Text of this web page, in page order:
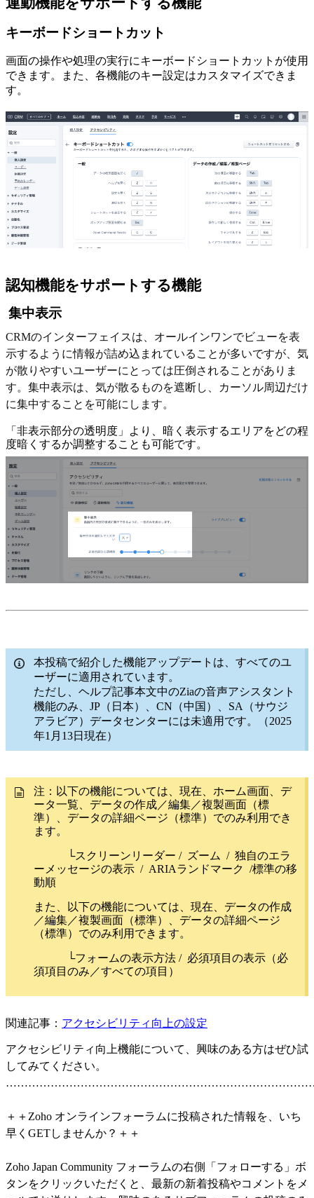
キーボードショートカット
画面の操作や処理の実行にキーボードショートカットが使用
できます。また、各機能のキー設定はカスタマイズできま
す。
認知機能をサポートする機能
集中表示
CRMのインターフェイスは、オールインワンでビューを表
示するように情報が詰め込まれていることが多いですが、気
が散りやすいユーザーにとっては圧倒されることがありま
す。集中表示は、気が散るものを遮断し、カーソル周辺だけ
に集中することを可能にします。
「非表示部分の透明度」より、暗く表示するエリアをどの程
度暗くするか調整することも可能です。
本投稿で紹介した機能アップデートは、すべてのユ
ーザーに適用されています。
ただし、ヘルプ記事本文中のZiaの音声アシスタント
機能のみ、JP（日本）、CN（中国）、SA（サウジ
アラビア）データセンターには未適用です。（2025
年1月13日現在）
注：以下の機能については、現在、ホーム画面、デ
ータ一覧、データの作成／編集／複製画面（標
準）、データの詳細ページ（標準）でのみ利用でき
ます。
└スクリーンリーダー / ズーム / 独自のエラ
ーメッセージの表示 / ARIAランドマーク /標準の移
動順
また、以下の機能については、現在、データの作成
／編集／複製画面（標準）、データの詳細ページ
（標準）でのみ利用できます。
└フォームの表示方法 / 必須項目の表示（必
須項目のみ／すべての項目）
関連記事： アクセシビリティ向上の設定
アクセシビリティ向上機能について、興味のある方はぜひ試
してみてください。
＋＋Zoho オンラインフォーラムに投稿された情報を、いち
早くGETしませんか？＋＋
Zoho Japan Community フォーラムの右側「フォローする」ボ
タンをクリックいただくと、最新の新着投稿やコメントをメ